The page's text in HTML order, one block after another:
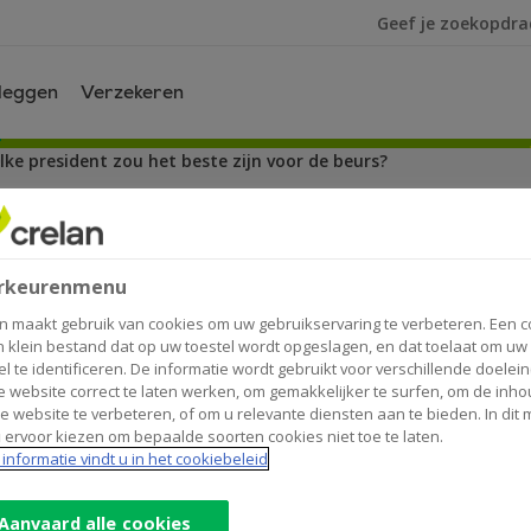
Ik ben op zoek
Verzekeren
president zou het beste zijn voor de beurs?
zou het beste zijn
op dinsdag 3 november naar de stembus om
Donald Trump of voor de Democraat
op de grootste economie ter wereld. Elk
maakt gebruik van cookies om uw gebruikservaring te verbeteren. Een
klein bestand dat op uw toestel wordt opgeslagen, en dat toelaat om uw
te identificeren. De informatie wordt gebruikt voor verschillende
website correct te laten werken, om gemakkelijker te surfen, om de
website te verbeteren, of om u relevante diensten aan te bieden. In dit
ervoor kiezen om bepaalde soorten cookies niet toe te laten.
vindt u in het cookiebeleid
alle cookies